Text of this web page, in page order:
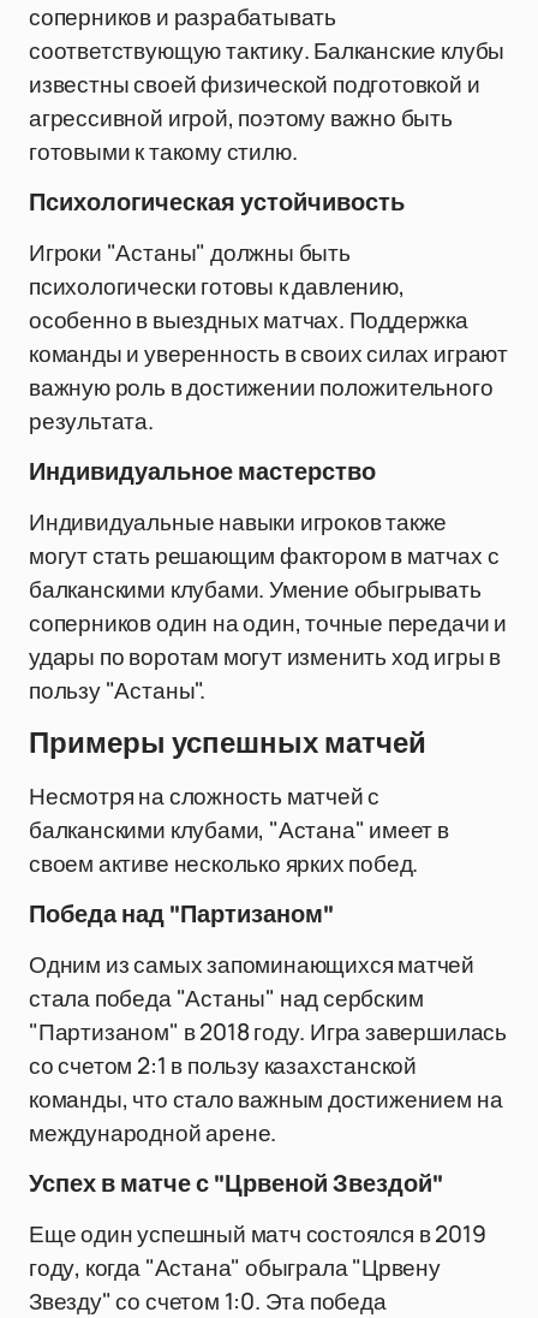
соперников и разрабатывать
соответствующую тактику. Балканские клубы
известны своей физической подготовкой и
агрессивной игрой, поэтому важно быть
готовыми к такому стилю.
Психологическая устойчивость
Игроки "Астаны" должны быть
психологически готовы к давлению,
особенно в выездных матчах. Поддержка
команды и уверенность в своих силах играют
важную роль в достижении положительного
результата.
Индивидуальное мастерство
Индивидуальные навыки игроков также
могут стать решающим фактором в матчах с
балканскими клубами. Умение обыгрывать
соперников один на один, точные передачи и
удары по воротам могут изменить ход игры в
пользу "Астаны".
Примеры успешных матчей
Несмотря на сложность матчей с
балканскими клубами, "Астана" имеет в
своем активе несколько ярких побед.
Победа над "Партизаном"
Одним из самых запоминающихся матчей
стала победа "Астаны" над сербским
"Партизаном" в 2018 году. Игра завершилась
со счетом 2:1 в пользу казахстанской
команды, что стало важным достижением на
международной арене.
Успех в матче с "Црвеной Звездой"
Еще один успешный матч состоялся в 2019
году, когда "Астана" обыграла "Црвену
Звезду" со счетом 1:0. Эта победа